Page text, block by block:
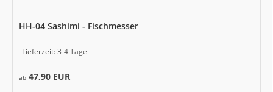
HH-04 Sashimi - Fischmesser
Lieferzeit:3-4 Tage
ab 47,90 EUR